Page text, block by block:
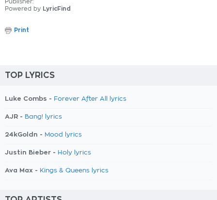
Publisher:
Powered by LyricFind
Print
TOP LYRICS
Luke Combs - Forever After All lyrics
AJR - Bang! lyrics
24kGoldn - Mood lyrics
Justin Bieber - Holy lyrics
Ava Max - Kings & Queens lyrics